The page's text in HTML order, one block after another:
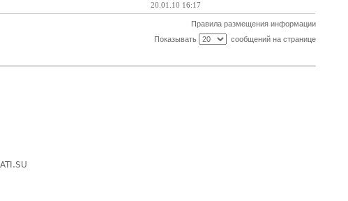
20.01.10 16:17
Правила размещения информации
Показывать
сообщений на странице